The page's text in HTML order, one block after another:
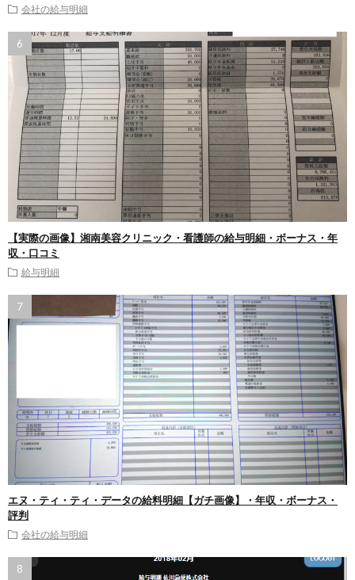
会社の給与明細
【実際の画像】湘南美容クリニック・看護師の給与明細・ボーナス・年
収・口コミ
給与明細
エヌ・ティ・ティ・データの給料明細【ガチ画像】・年収・ボーナス・
評判
会社の給与明細